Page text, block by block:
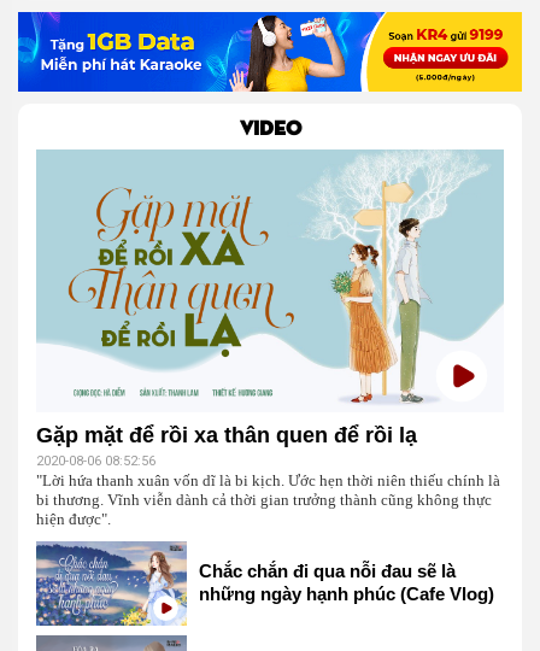
VIDEO
Gặp mặt để rồi xa thân quen để rồi lạ
2020-08-06 08:52:56
"Lời hứa thanh xuân vốn dĩ là bi kịch. Ước hẹn thời niên thiếu chính là
bi thương. Vĩnh viễn dành cả thời gian trưởng thành cũng không thực
hiện được".
Chắc chắn đi qua nỗi đau sẽ là
những ngày hạnh phúc (Cafe Vlog)